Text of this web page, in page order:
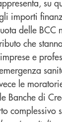
su
importi
delle
che
e
le
Banche di